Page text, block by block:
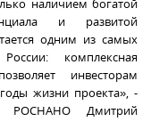
наличием богатой
и развитой
одним из самых
комплексная
инвесторам
жизни проекта», -
РОСНАНО Дмитрий